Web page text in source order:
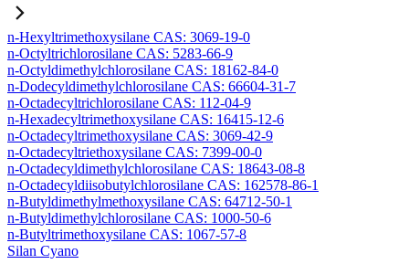
n-Hexyltrimethoxysilane CAS: 3069-19-0
n-Octyltrichlorosilane CAS: 5283-66-9
n-Octyldimethylchlorosilane CAS: 18162-84-0
n-Dodecyldimethylchlorosilane CAS: 66604-31-7
n-Octadecyltrichlorosilane CAS: 112-04-9
n-Hexadecyltrimethoxysilane CAS: 16415-12-6
n-Octadecyltrimethoxysilane CAS: 3069-42-9
n-Octadecyltriethoxysilane CAS: 7399-00-0
n-Octadecyldimethylchlorosilane CAS: 18643-08-8
n-Octadecyldiisobutylchlorosilane CAS: 162578-86-1
n-Butyldimethylmethoxysilane CAS: 64712-50-1
n-Butyldimethylchlorosilane CAS: 1000-50-6
n-Butyltrimethoxysilane CAS: 1067-57-8
Silan Cyano